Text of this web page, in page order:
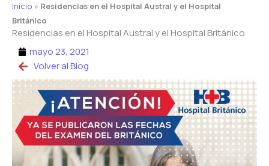
Inicio » Residencias en el Hospital Austral y el Hospital
Británico
Residencias en el Hospital Austral y el Hospital Británico
mayo 23, 2021
Volver al Blog